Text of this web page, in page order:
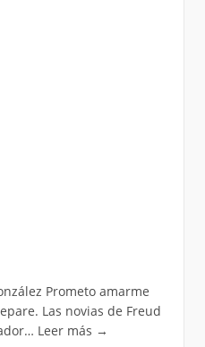
Prometo amarme
Las novias de Freud
Leer más →